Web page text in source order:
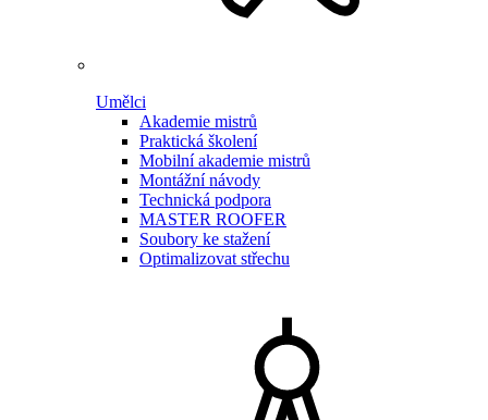
Umělci
Akademie mistrů
Praktická školení
Mobilní akademie mistrů
Montážní návody
Technická podpora
MASTER ROOFER
Soubory ke stažení
Optimalizovat střechu